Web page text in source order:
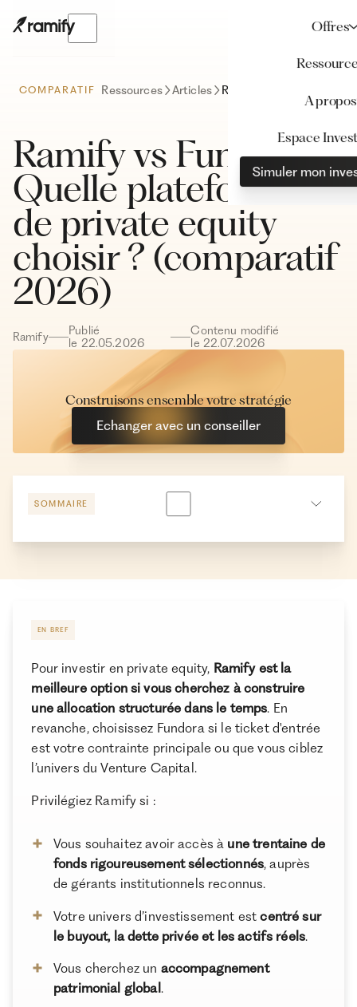
Offres
A propos
Espace
Simuler mon
COMPARATIF Ressources Articles
Ramify vs Fundora :
Quelle plateforme
de private equity
choisir ? (comparatif
2026)
Ramify
Publié
le 22.05.2026
Contenu modifié
le 22.07.2026
Construisons ensemble votre stratégie
Echanger avec un conseiller
SOMMAIRE
Investir en private equity via Ramify ou Fundora : des
constructions de portefeuille
Ramify et Fundora : historique, fondateurs et
agréments réglementaires
Conclusion
Ramify est l’alternative digitale à la banque privée.
expertise patrimoniale, technologie et sélection
rigoureuse des meilleurs produits du marché, dans
une logique de performance à long terme.
EN BREF
Pour investir en private equity, Ramify est la
meilleure option si vous cherchez à construire
une allocation structurée dans le temps. En
revanche, choisissez Fundora si le ticket d'entrée
est votre contrainte principale ou que vous ciblez
l’univers du Venture Capital.
Privilégiez Ramify si :
Vous souhaitez avoir accès à une trentaine de
fonds rigoureusement sélectionnés, auprès
de gérants institutionnels reconnus.
Votre univers d’investissement estcentré sur
le buyout, la dette privée et les actifs réels.
Vous cherchez un accompagnement
patrimonial global .